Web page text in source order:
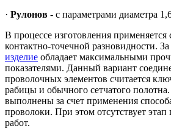
· Рулонов - с параметрами диаметра
В процессе изготовления применяется
контактно-точечной разновидности. За
изделие обладает максимальными
показателями. Данный вариант
проволочных элементов считается
рабицы и обычного сетчатого
выполнены за счет применения
проволоки. При этом отсутствует
работ.